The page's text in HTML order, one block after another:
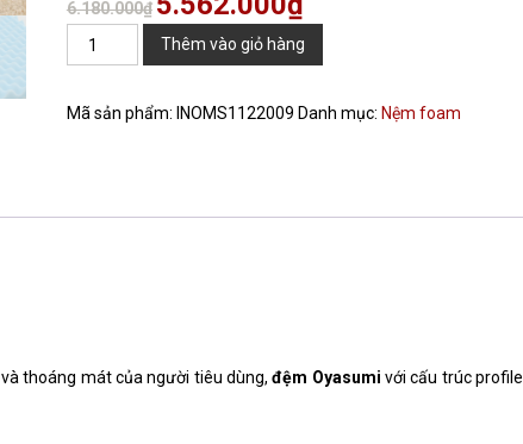
6.180.000₫
5.562.000₫.
Nệm
Foam
Premium
(Mát
Thêm vào giỏ hàng
Mã sản phẩm: INOMS1122009 Danh mục: Nệm foam
thoáng mát của người tiêu dùng,đệm Oyasumi với cấu trúc profile